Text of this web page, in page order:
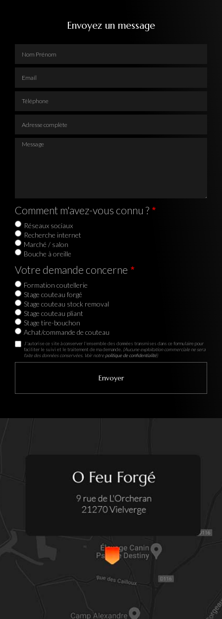
Envoyez un message
Message
Comment m'avez-vous connu ?
Réseaux sociaux
Recherche internet
Marché / salon
Bouche à oreille
Votre demande concerne
Formation coutellerie
Stage couteau forgé
Stage couteau stock removal
Stage couteau pliant
Stage tire-bouchon
Achat/commande de couteau
J'autorise ce site à conserver l'ensemble des données transmises dans ce formulaire pour
faciliter le suivi et le traitement de ma demande. (Aucune exploitation commerciale ne sera
faite des données conservées. Voir notrepolitique de confidentialité)